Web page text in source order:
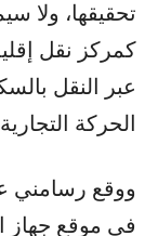
تحقيقها، ولا
كمركز نقل
عبر النقل
الحركة
ووقع رسامني
في موقع جهاز